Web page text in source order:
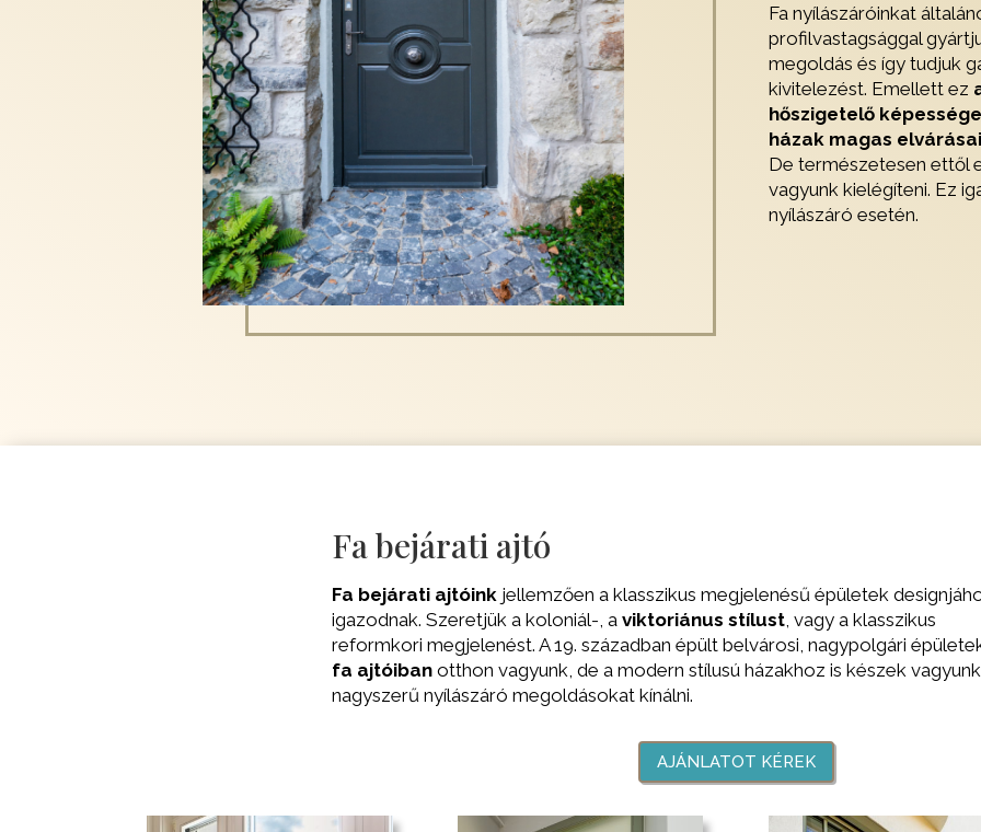
Fa nyílászáróinkat
profilvastagsággal
megoldás és így tudjuk
kivitelezést. Emellett ez
hőszigetelő
házak magas
De természetesen ettől
vagyunk kielégíteni. Ez
nyílászáró esetén.
Fa bejárati ajtó
Fa bejárati ajtóink jellemzően a klasszikus megjelenésű épületek
igazodnak. Szeretjük a koloniál-, a viktoriánus stílust, vagy a klasszikus
reformkori megjelenést. A 19. században épült belvárosi, nagypolgári
fa ajtóiban otthon vagyunk, de a modern stílusú házakhoz is készek vagyunk
nagyszerű nyílászáró megoldásokat kínálni.
AJÁNLATOT KÉREK